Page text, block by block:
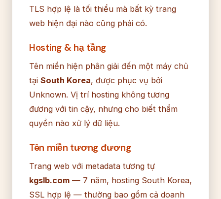
TLS hợp lệ là tối thiểu mà bất kỳ trang
web hiện đại nào cũng phải có.
Hosting & hạ tầng
Tên miền hiện phân giải đến một máy chủ
tại South Korea, được phục vụ bởi
Unknown. Vị trí hosting không tương
đương với tin cậy, nhưng cho biết thẩm
quyền nào xử lý dữ liệu.
Tên miền tương đương
Trang web với metadata tương tự
kgslb.com — 7 năm, hosting South Korea,
SSL hợp lệ — thường bao gồm cả doanh